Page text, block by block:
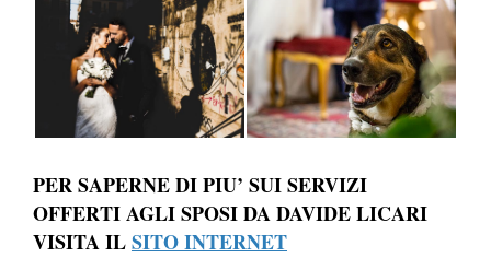
PER SAPERNE DI PIU’ SUI SERVIZI
OFFERTI AGLI SPOSI DA DAVIDE LICARI
VISITA ILSITO INTERNET